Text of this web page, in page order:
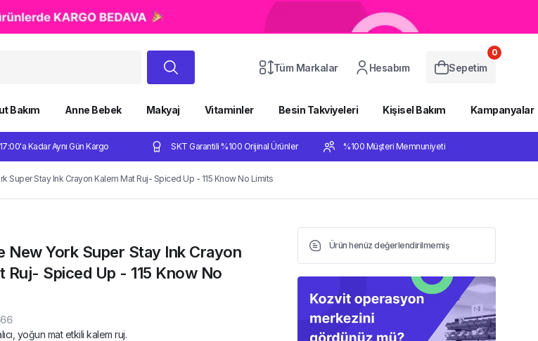
Tüm Markalar Hesabım Sepetim
0
Bakım Anne Bebek Makyaj Vitaminler Besin Takviyeleri Kişisel Bakım Kampanyalar
17:00'a Kadar Aynı Gün Kargo SKT Garantili %100 Orijinal Ürünler %100 Müşteri Memnuniyeti
Super Stay Ink Crayon Kalem Mat Ruj- Spiced Up - 115 Know No Limits
New York Super Stay Ink Crayon
Ruj- Spiced Up - 115 Know No
yoğun mat etkili kalem ruj.
Ürün henüz değerlendirilmemiş